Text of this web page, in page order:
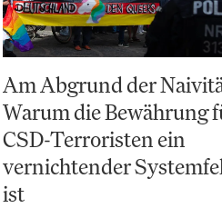
Am Abgrund der
Warum die Bewährung
CSD-Terroristen ein
vernichtender
ist